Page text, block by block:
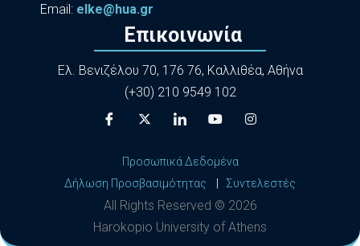
Εmail: elke@hua.gr
Επικοινωνία
Ελ. Βενιζέλου 70, 176 76, Καλλιθέα, Αθήνα
(+30) 210 9549 102
Προσωπικά Δεδομένα
Δήλωση Προσβασιμότητας
Συντελεστές
All Rights Reserved © 2026
Harokopio University of Athens